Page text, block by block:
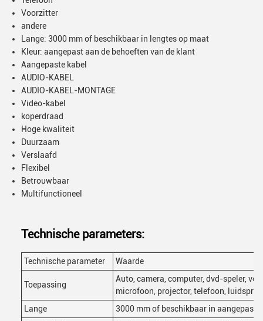
Voorzitter
andere
Lange: 3000 mm of beschikbaar in lengtes op maat
Kleur: aangepast aan de behoeften van de klant
Aangepaste kabel
AUDIO-KABEL
AUDIO-KABEL-MONTAGE
Video-kabel
koperdraad
Hoge kwaliteit
Duurzaam
Verslaafd
Flexibel
Betrouwbaar
Multifunctioneel
Technische parameters:
Technische parameter Waarde
Toepassing
Auto, camera, computer, dvd-speler,
microfoon, projector, telefoon,
Lange
3000 mm of beschikbaar in aangepaste